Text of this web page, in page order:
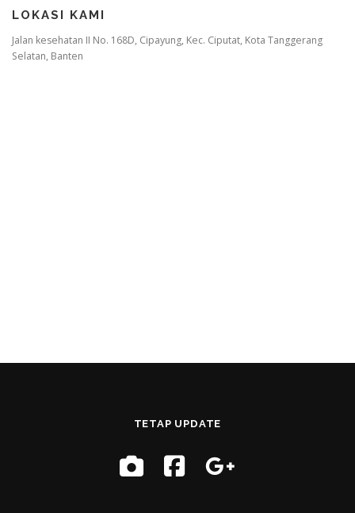
LOKASI KAMI
Jalan kesehatan II No. 168D, Cipayung, Kec. Ciputat, Kota Tanggerang
Selatan, Banten
TETAP UPDATE